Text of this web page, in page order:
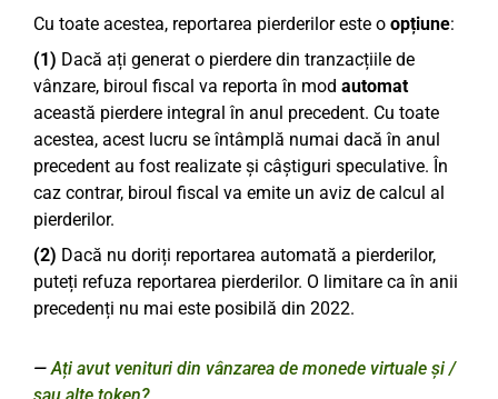
Cu toate acestea, reportarea pierderilor este o opțiune:
(1) Dacă ați generat o pierdere din tranzacțiile de
vânzare, biroul fiscal va reporta în mod automat
această pierdere integral în anul precedent. Cu toate
acestea, acest lucru se întâmplă numai dacă în anul
precedent au fost realizate și câștiguri speculative. În
caz contrar, biroul fiscal va emite un aviz de calcul al
pierderilor.
(2) Dacă nu doriți reportarea automată a pierderilor,
puteți refuza reportarea pierderilor. O limitare ca în anii
precedenți nu mai este posibilă din 2022.
Ați avut venituri din vânzarea de monede virtuale și /